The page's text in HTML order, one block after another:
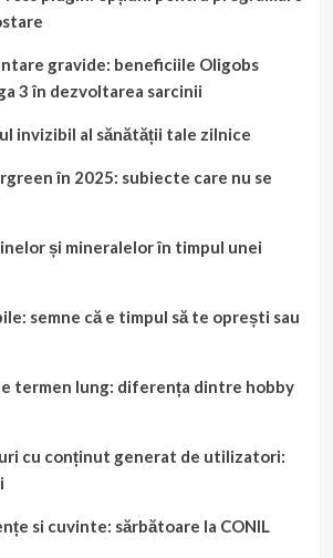
gravide: beneficiile Oligobs
3 în dezvoltarea sarcinii
invizibil al sănătății tale zilnice
în 2025: subiecte care nu se
și mineralelor în timpul unei
semne că e timpul să te oprești sau
termen lung: diferența dintre hobby
cu conținut generat de utilizatori:
si cuvinte: sărbătoare la CONIL